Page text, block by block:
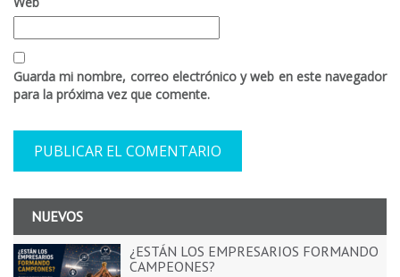
Guarda mi nombre, correo electrónico y web en este navegador
para la próxima vez que comente.
NUEVOS
¿ESTÁN LOS EMPRESARIOS FORMANDO
CAMPEONES?